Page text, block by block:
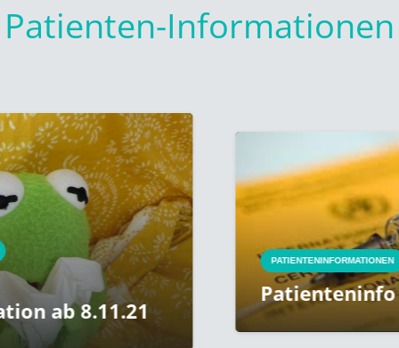
Patienten-Informationen
PATIENTENINFORMATIONEN
Patienteninfo